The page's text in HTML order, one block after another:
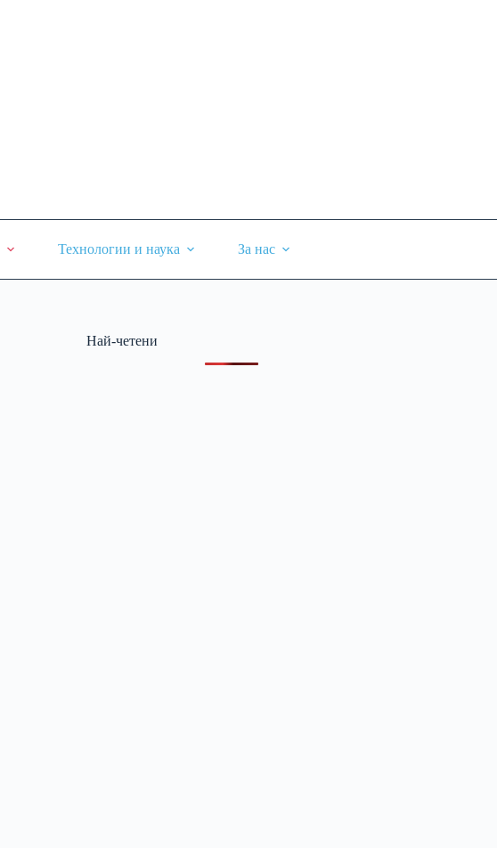
Технологии и наука За нас
Най-четени